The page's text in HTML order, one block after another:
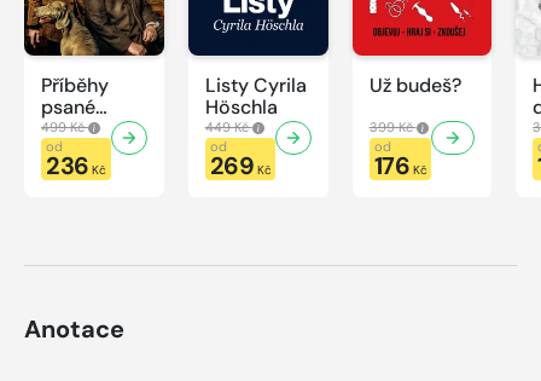
Příběhy
psané
modrou
krví
499 Kč
od
236 Kč
Listy Cyrila
Höschla
449 Kč
od
269 Kč
Už budeš?
399 Kč
od
176 Kč
Anotace